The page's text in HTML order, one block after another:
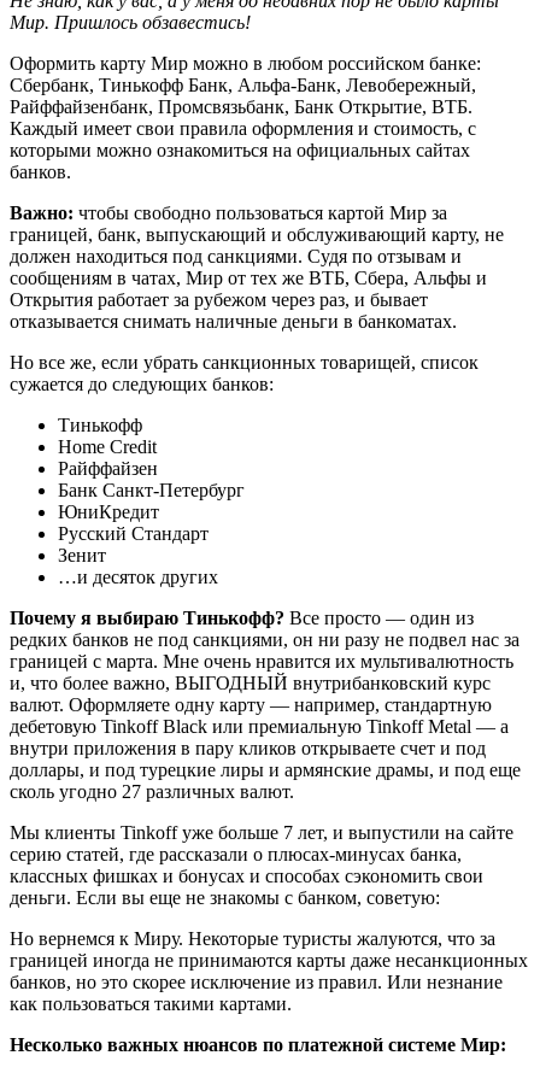
Мир. Пришлось обзавестись!
Оформить карту Мир можно в любом российском банке:
Сбербанк, Тинькофф Банк, Альфа-Банк, Левобережный,
Райффайзенбанк, Промсвязьбанк, Банк Открытие, ВТБ.
Каждый имеет свои правила оформления и стоимость, с
которыми можно ознакомиться на официальных сайтах
банков.
Важно: чтобы свободно пользоваться картой Мир за
границей, банк, выпускающий и обслуживающий карту, не
должен находиться под санкциями. Судя по отзывам и
сообщениям в чатах, Мир от тех же ВТБ, Сбера, Альфы и
Открытия работает за рубежом через раз, и бывает
отказывается снимать наличные деньги в банкоматах.
Но все же, если убрать санкционных товарищей, список
сужается до следующих банков:
Тинькофф
Home Credit
Райффайзен
Банк Санкт-Петербург
ЮниКредит
Русский Стандарт
Зенит
…и десяток других
Почему я выбираю Тинькофф? Все просто — один из
редких банков не под санкциями, он ни разу не подвел нас за
границей с марта. Мне очень нравится их мультивалютность
и, что более важно, ВЫГОДНЫЙ внутрибанковский курс
валют. Оформляете одну карту — например, стандартную
дебетовую Tinkoff Black или премиальную Tinkoff Metal — а
внутри приложения в пару кликов открываете счет и под
доллары, и под турецкие лиры и армянские драмы, и под еще
сколь угодно 27 различных валют.
Мы клиенты Tinkoff уже больше 7 лет, и выпустили на сайте
серию статей, где рассказали о плюсах-минусах банка,
классных фишках и бонусах и способах сэкономить свои
деньги. Если вы еще не знакомы с банком, советую:
Но вернемся к Миру. Некоторые туристы жалуются, что за
границей иногда не принимаются карты даже несанкционных
банков, но это скорее исключение из правил. Или незнание
как пользоваться такими картами.
Несколько важных нюансов по платежной системе Мир: